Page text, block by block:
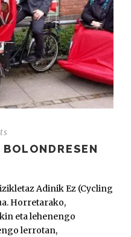
Adinik Ez (Cycling
Horretarako,
eta lehenengo
lerrotan,